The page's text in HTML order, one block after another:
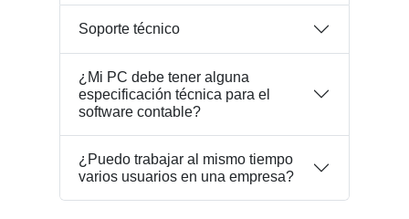
Soporte técnico
¿Mi PC debe tener alguna
especificación técnica para el
software contable?
¿Puedo trabajar al mismo tiempo
varios usuarios en una empresa?